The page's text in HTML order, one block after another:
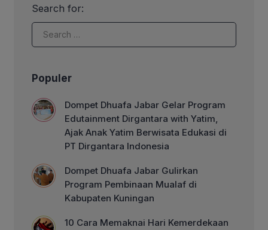
Search for:
Populer
Dompet Dhuafa Jabar Gelar Program
Edutainment Dirgantara with Yatim,
Ajak Anak Yatim Berwisata Edukasi di
PT Dirgantara Indonesia
Dompet Dhuafa Jabar Gulirkan
Program Pembinaan Mualaf di
Kabupaten Kuningan
10 Cara Memaknai Hari Kemerdekaan